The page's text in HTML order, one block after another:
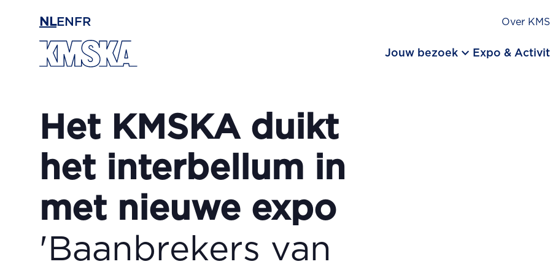
NLEN FR Over
Jouw bezoek keyboard_arrow_down Expo &
Het KMSKA duikt
het interbellum in
met nieuwe expo
'Baanbrekers van